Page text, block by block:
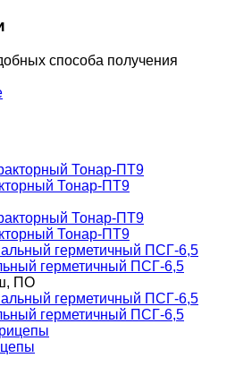
способа получения
Тонар-ПТ9
Тонар-ПТ9
герметичный ПСГ-6,5
ПО
герметичный ПСГ-6,5